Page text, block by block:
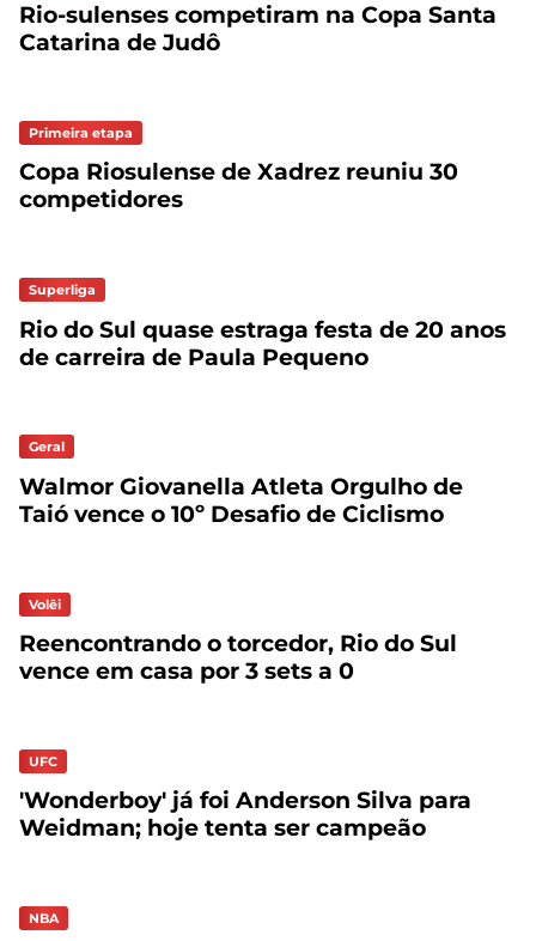
Rio-sulenses competiram na Copa Santa
Catarina de Judô
Primeira etapa
Copa Riosulense de Xadrez reuniu 30
competidores
Superliga
Rio do Sul quase estraga festa de 20 anos
de carreira de Paula Pequeno
Geral
Walmor Giovanella Atleta Orgulho de
Taió vence o 10º Desafio de Ciclismo
Volêi
Reencontrando o torcedor, Rio do Sul
vence em casa por 3 sets a 0
UFC
'Wonderboy' já foi Anderson Silva para
Weidman; hoje tenta ser campeão
NBA